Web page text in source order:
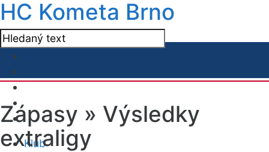
HC Kometa Brno
Klub
Zápasy » Výsledky
extraligy